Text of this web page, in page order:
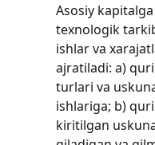
Asosiy
texnologik
ishlar va
ajratiladi: a)
turlari va
ishlariga; b)
kiritilgan